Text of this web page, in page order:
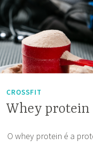
CROSSFIT
Whey protein
O whey protein é a